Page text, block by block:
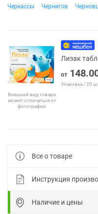
Черкассы
Чернигов
Внешний вид товара
может отличаться от
фотографии
Лизак
от
Упаковка / 20
Все о товаре
Инструкция
Наличие и цены